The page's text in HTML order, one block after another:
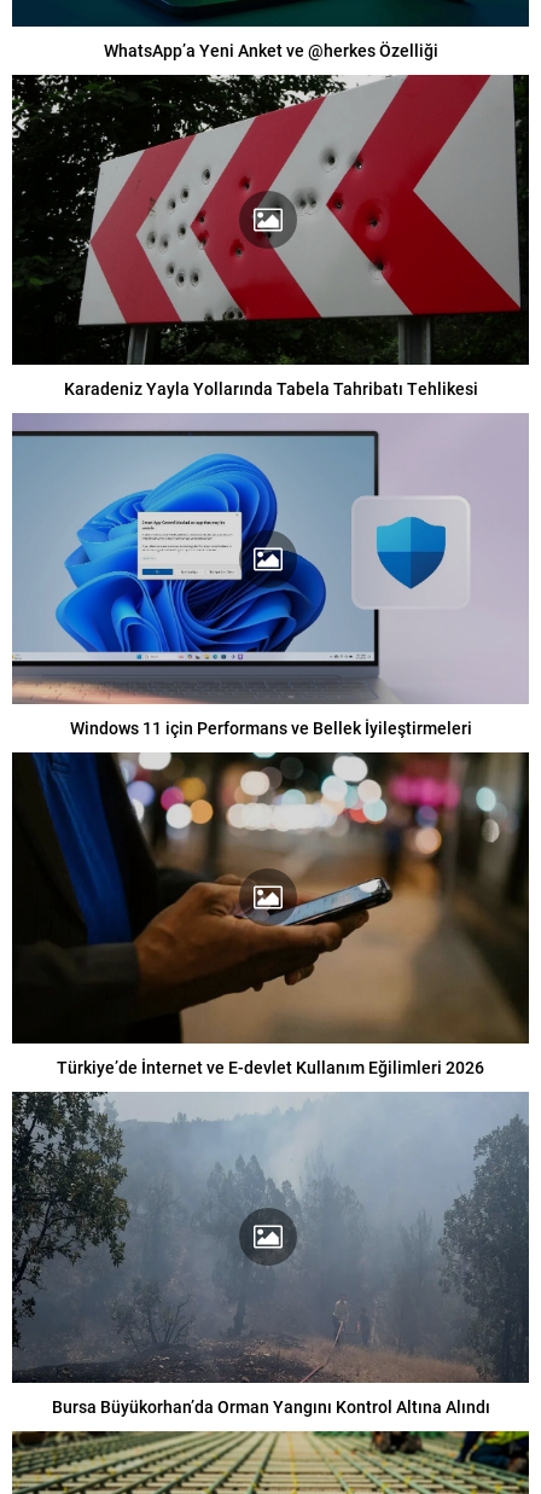
WhatsApp’a Yeni Anket ve @herkes Özelliği
Karadeniz Yayla Yollarında Tabela Tahribatı Tehlikesi
Windows 11 için Performans ve Bellek İyileştirmeleri
Türkiye’de İnternet ve E-devlet Kullanım Eğilimleri 2026
Bursa Büyükorhan’da Orman Yangını Kontrol Altına Alındı